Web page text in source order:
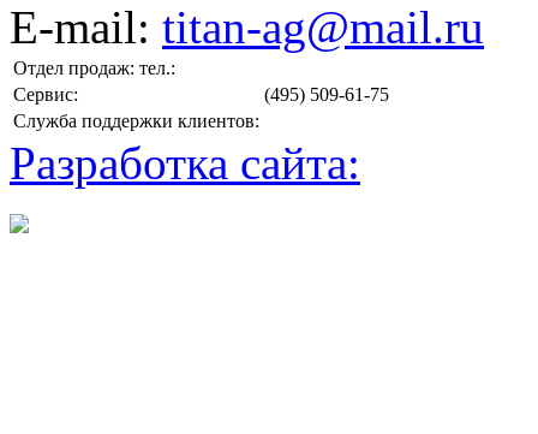
E-mail: titan-ag@mail.ru
Отдел продаж: тел.:
(495) 509-61-75
Сервис:
Служба поддержки клиентов:
Разработка сайта: